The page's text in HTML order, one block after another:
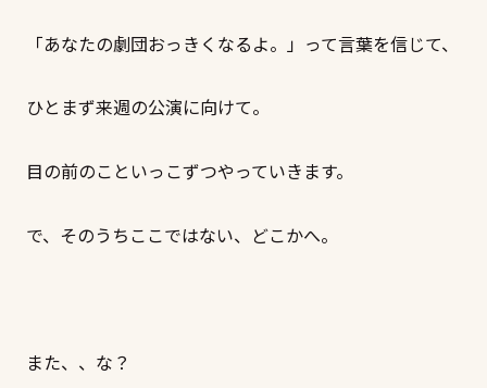
「あなたの劇団おっきくなるよ。」って言葉を信じて、
ひとまず来週の公演に向けて。
目の前のこといっこずつやっていきます。
で、そのうちここではない、どこかへ。
また、、な？